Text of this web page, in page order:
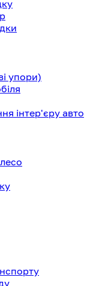
упори)
інтер'єру авто